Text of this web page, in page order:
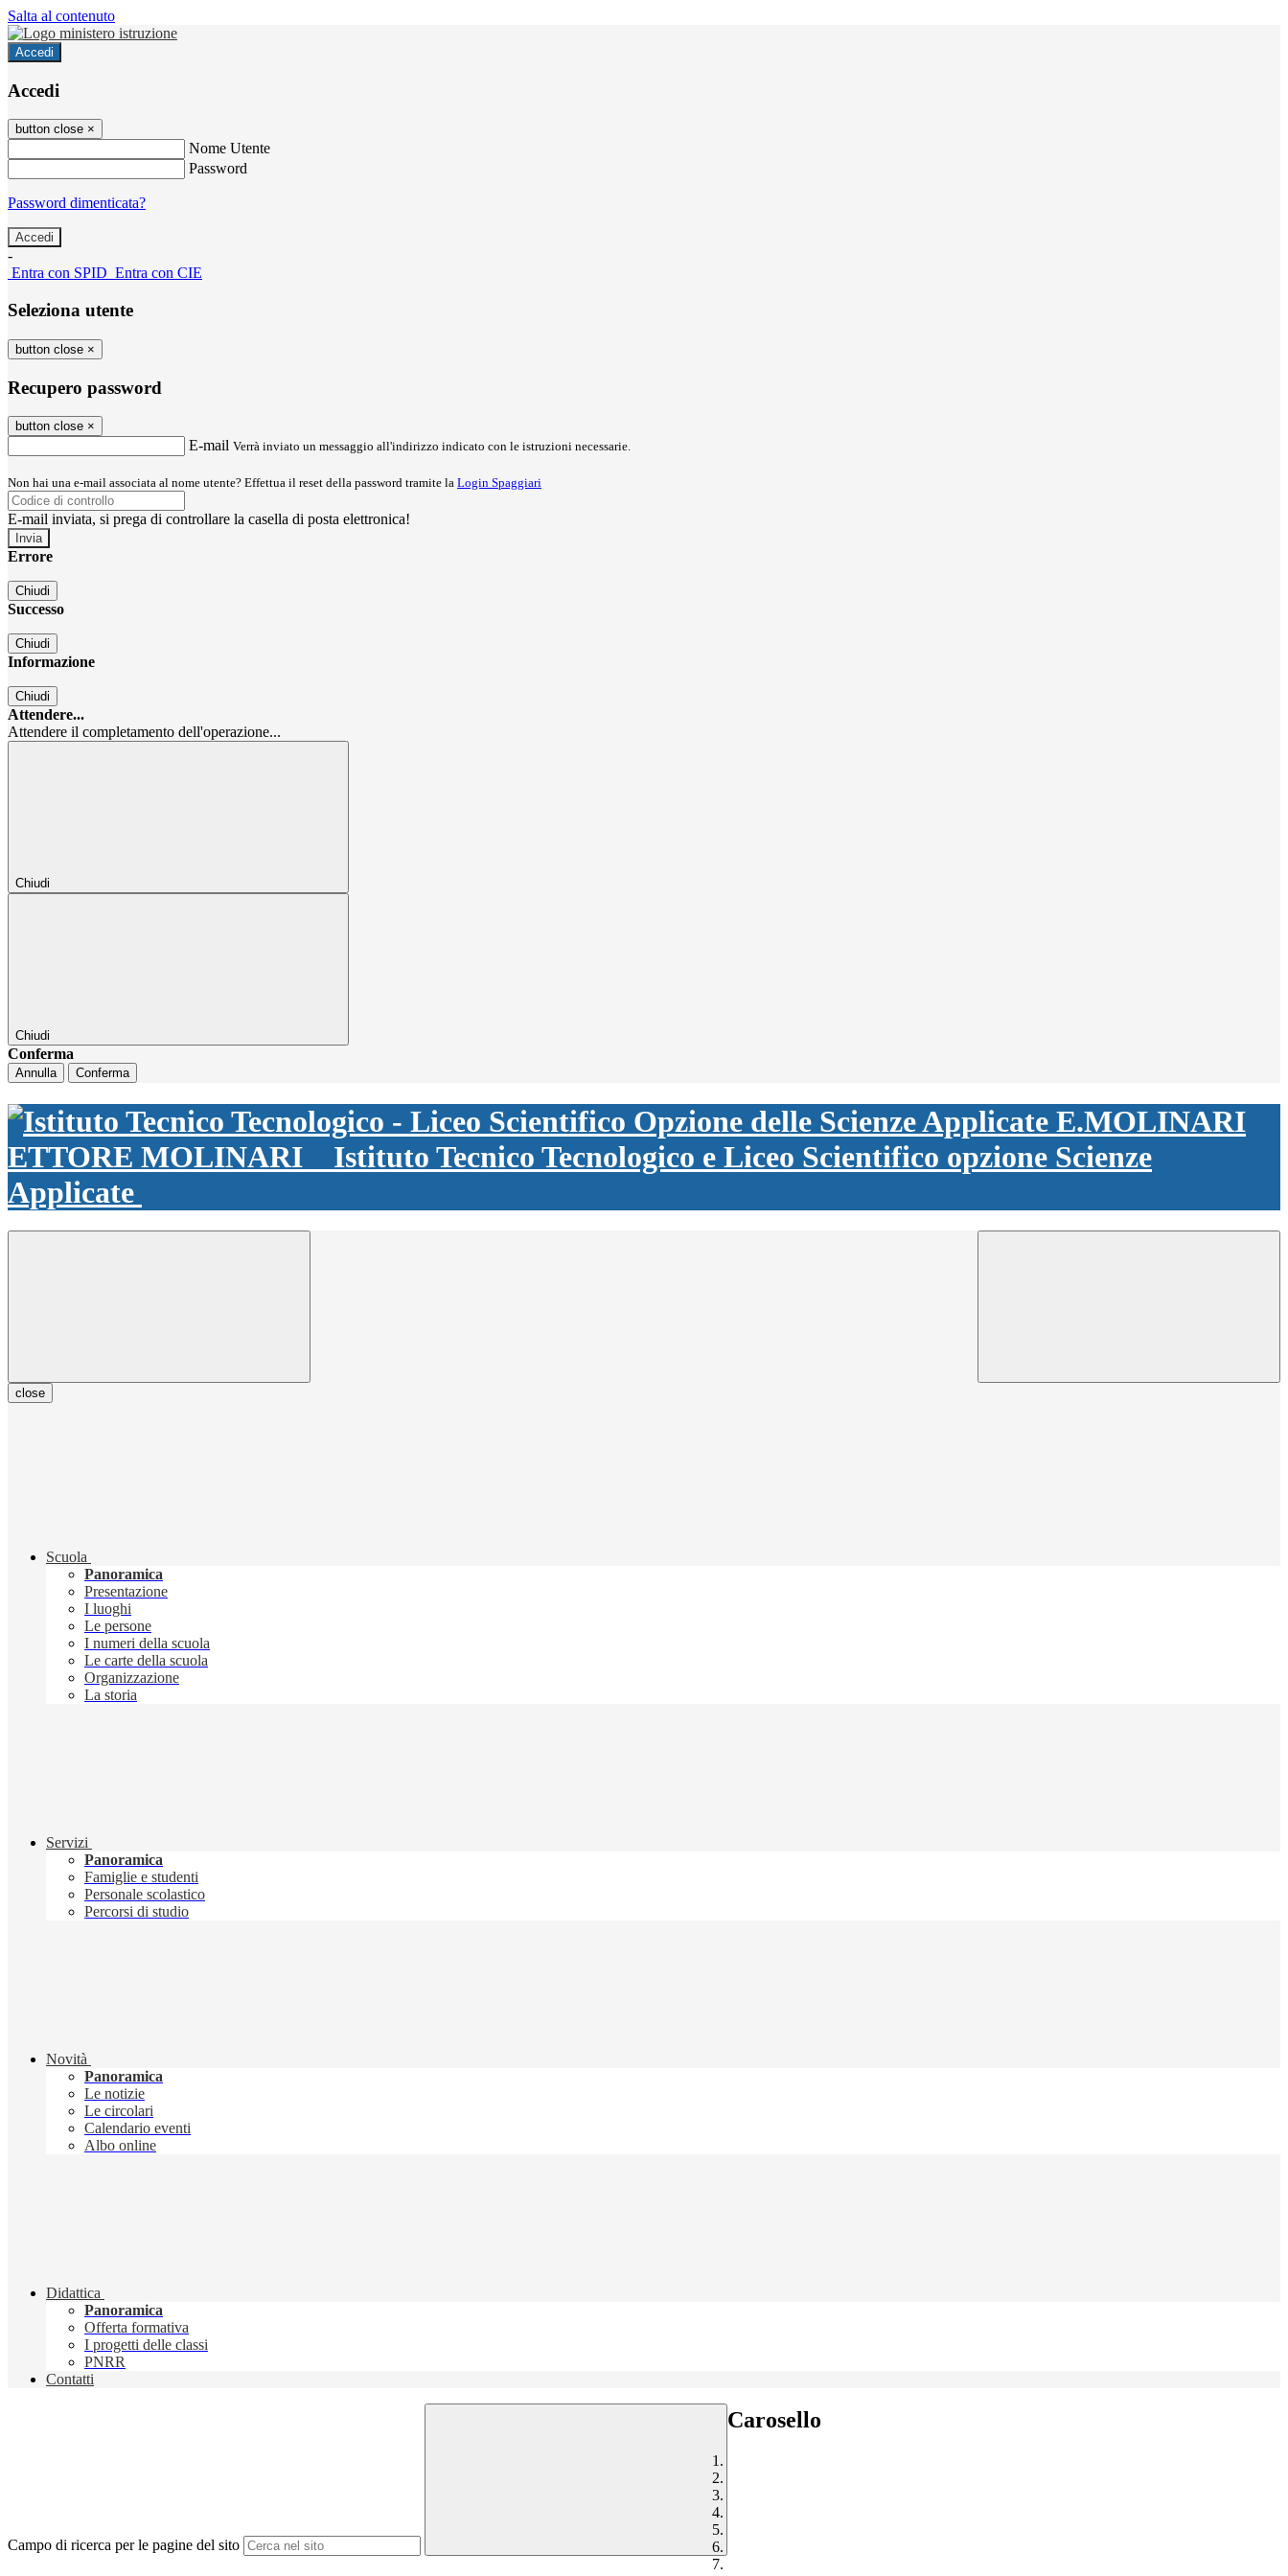
Salta al contenuto
Accedi
Accedi
button close ×
Nome Utente
Password
Password dimenticata?
-
Entra con SPID Entra con CIE
Seleziona utente
button close ×
Recupero password
button close ×
E-mail Verrà inviato un messaggio all'indirizzo indicato con le istruzioni necessarie.
Non hai una e-mail associata al nome utente? Effettua il reset della password tramite la Login Spaggiari
E-mail inviata, si prega di controllare la casella di posta elettronica!
Errore
Chiudi
Successo
Chiudi
Informazione
Chiudi
Attendere...
Attendere il completamento dell'operazione...
Chiudi
Chiudi
Conferma
Annulla Conferma
ETTORE MOLINARI
Istituto Tecnico Tecnologico e Liceo Scientifico opzione Scienze
Applicate
close
Scuola
Panoramica
Presentazione
I luoghi
Le persone
I numeri della scuola
Le carte della scuola
Organizzazione
La storia
Servizi
Panoramica
Famiglie e studenti
Personale scolastico
Percorsi di studio
Novità
Panoramica
Le notizie
Le circolari
Calendario eventi
Albo online
Didattica
Panoramica
Offerta formativa
I progetti delle classi
PNRR
Contatti
Campo di ricerca per le pagine del sito
Carosello